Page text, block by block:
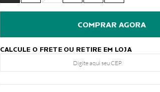
CALCULE O FRETE OU RETIRE EM LOJA